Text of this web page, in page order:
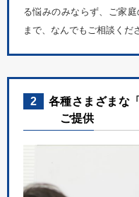
る悩みのみならず、ご家
まで、なんでもご相談くだ
2
各種さまざまな
ご提供